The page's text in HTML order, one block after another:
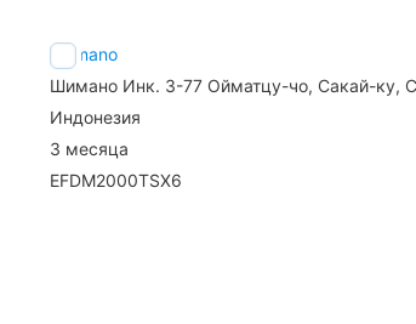
Shimano
Шимано Инк. 3-77 Ойматцу-чо, Сакай-ку,
Индонезия
3 месяца
EFDM2000TSX6